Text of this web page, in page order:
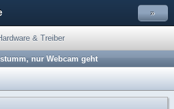
»
& Treiber
nur Webcam geht